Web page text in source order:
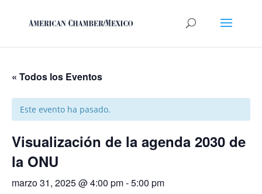
« Todos los Eventos
Este evento ha pasado.
Visualización de la agenda 2030 de
la ONU
marzo 31, 2025 @ 4:00 pm-5:00 pm